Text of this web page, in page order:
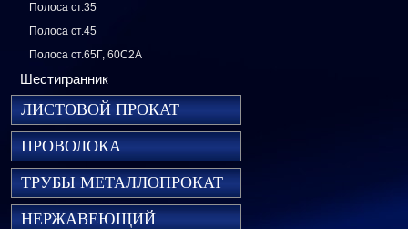
Полоса ст.35
Полоса ст.45
Полоса ст.65Г, 60С2А
Шестигранник
ЛИСТОВОЙ ПРОКАТ
ПРОВОЛОКА
ТРУБЫ МЕТАЛЛОПРОКАТ
НЕРЖАВЕЮЩИЙ